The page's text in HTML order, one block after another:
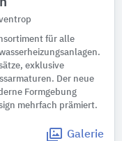
für alle
exklusive
Der neue
Formgebung
mehrfach prämiert.
Galerie